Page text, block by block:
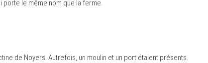
le même nom que la ferme.
de Noyers. Autrefois, un moulin et un port étaient présents.